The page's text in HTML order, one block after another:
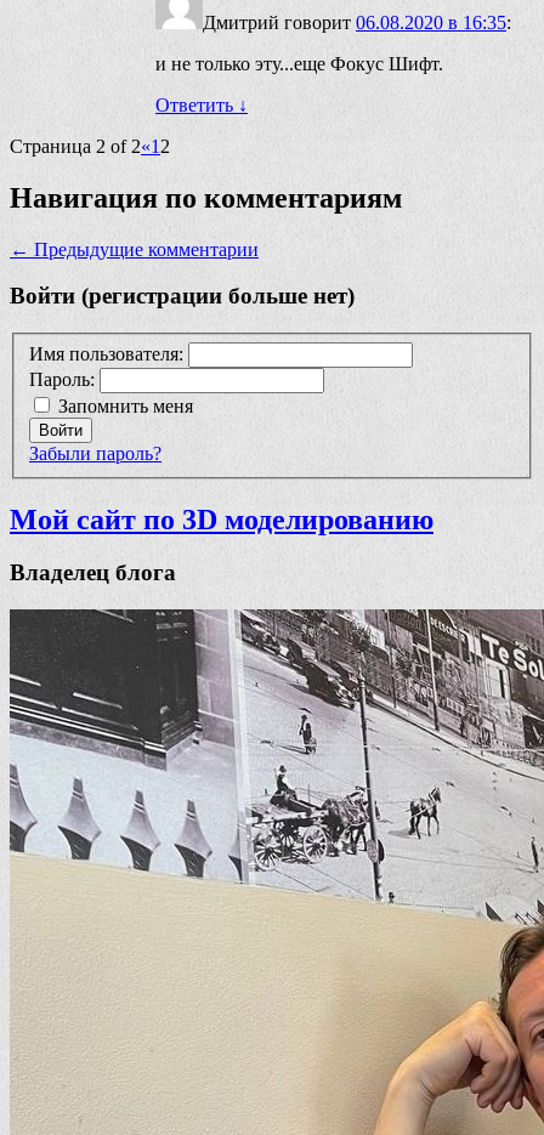
Дмитрий говорит 06.08.2020 в 16:35:
и не только эту...еще Фокус Шифт.
Ответить ↓
Страница 2 of 2«12
Навигация по комментариям
← Предыдущие комментарии
Войти (регистрации больше нет)
Имя пользователя:
Пароль:
Запомнить меня
Войти
Забыли пароль?
Мой сайт по 3D моделированию
Владелец блога